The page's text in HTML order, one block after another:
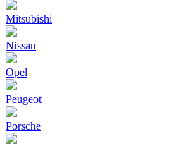
Mitsubishi
Nissan
Opel
Peugeot
Porsche